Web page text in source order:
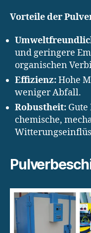
Vorteile der
und geringere
organischen
Effizienz:Hohe
weniger Abfall.
Robustheit:
chemische,